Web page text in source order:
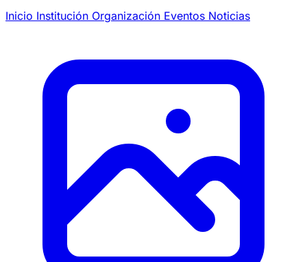
Inicio Institución Organización Eventos Noticias